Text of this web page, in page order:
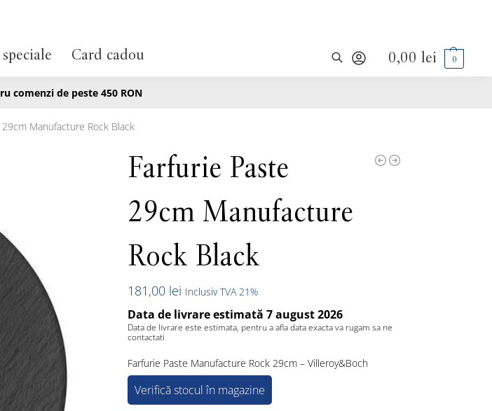
Card cadou 0,00 lei 0
comenzi de peste 450 RON
Manufacture Rock Black
Farfurie Paste
29cm Manufacture
Rock Black
181,00 lei Inclusiv TVA 21%
Data de livrare estimată 7 august 2026
Data de livrare este estimata, pentru a afla data exacta va rugam sa ne
contactati
Farfurie Paste Manufacture Rock 29cm – Villeroy&Boch
Verifică stocul în magazine